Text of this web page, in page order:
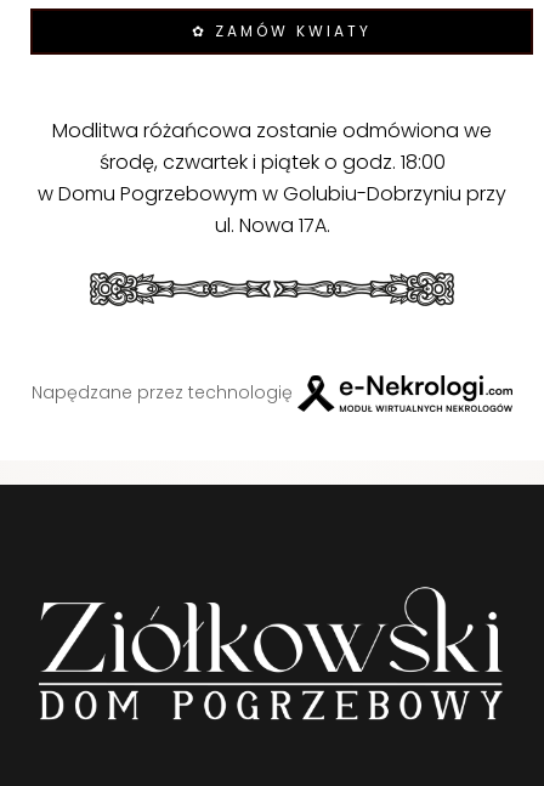
✿ ZAMÓW KWIATY
Modlitwa różańcowa zostanie odmówiona we
środę, czwartek i piątek o godz. 18:00
w Domu Pogrzebowym w Golubiu-Dobrzyniu przy
ul. Nowa 17A.
Napędzane przez technologię